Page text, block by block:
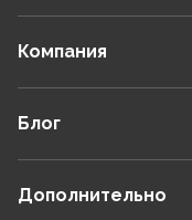
Компания
Блог
Дополнительно